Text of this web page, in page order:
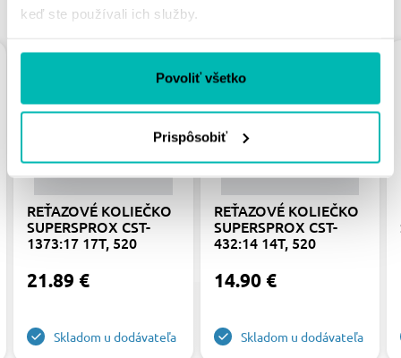
keď ste používali ich služby.
Povoliť všetko
Prispôsobiť
REŤAZOVÉ KOLIEČKO
SUPERSPROX CST-
1373:17 17T, 520
21.89 €
Skladom u dodávateľa
REŤAZOVÉ KOLIEČKO
SUPERSPROX CST-
432:14 14T, 520
14.90 €
Skladom u dodávateľa